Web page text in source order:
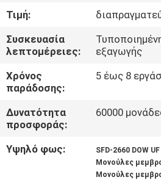
ΕΛΆΤΕ
ΣΕ
ΕΠΑΦΉ
ΜΕ
ΕΙΔΉΣΕΙΣ
Τιμή:
Συσκευασία
λεπτομέρειες:
εξαγωγής
Χρόνος
παράδοσης:
5 έως 8
Δυνατότητα
προσφοράς:
60000
Υψηλό φως: SFD-2660 DOW
Μονούλες
Μονούλες